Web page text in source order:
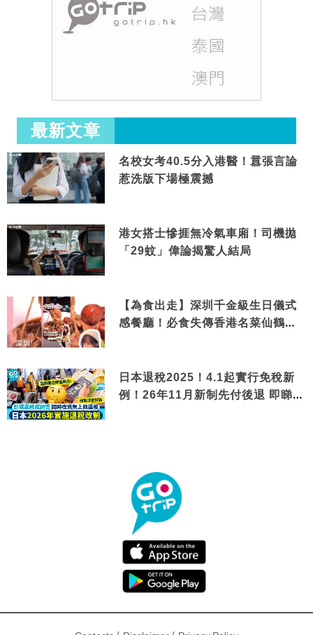
最新文章
名校女考40.5分入港醫！囂張言論
惹洗版下場極震撼
港女搭士慘捱無冷氣車廂！司機拋
「29蚊」偉論揭驚人結局
【為食出走】深圳千金級生日儀式
感餐廳！必食失傳香港名菜仙鶴神
日本退稅2025！4.1起實行免稅新
例！26年11月新制先付後退 即睇步